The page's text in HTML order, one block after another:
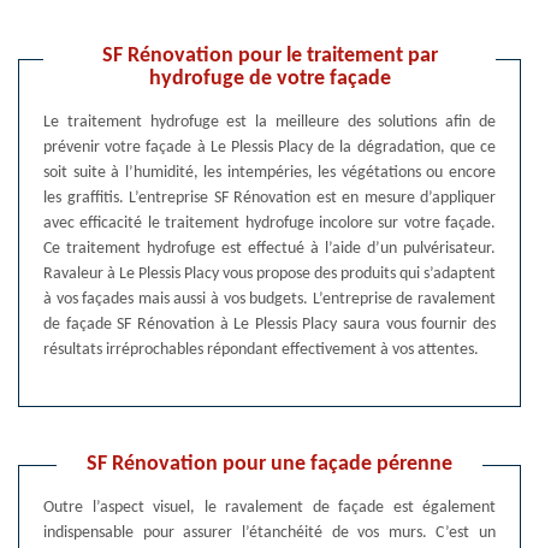
SF Rénovation pour le traitement par
hydrofuge de votre façade
Le traitement hydrofuge est la meilleure des solutions afin de
prévenir votre façade à Le Plessis Placy de la dégradation, que ce
soit suite à l’humidité, les intempéries, les végétations ou encore
les graffitis. L’entreprise SF Rénovation est en mesure d’appliquer
avec efficacité le traitement hydrofuge incolore sur votre façade.
Ce traitement hydrofuge est effectué à l’aide d’un pulvérisateur.
Ravaleur à Le Plessis Placy vous propose des produits qui s’adaptent
à vos façades mais aussi à vos budgets. L’entreprise de ravalement
de façade SF Rénovation à Le Plessis Placy saura vous fournir des
résultats irréprochables répondant effectivement à vos attentes.
SF Rénovation pour une façade pérenne
Outre l’aspect visuel, le ravalement de façade est également
indispensable pour assurer l’étanchéité de vos murs. C’est un